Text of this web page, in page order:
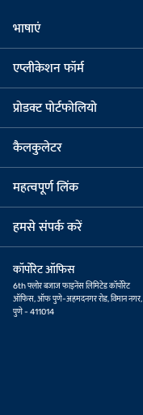
भाषाएं
एप्लीकेशन फॉर्म
प्रोडक्ट पोर्टफोलियो
कैलकुलेटर
महत्वपूर्ण लिंक
हमसे संपर्क करें
कॉर्पोरेट ऑफिस
6th फ्लोर बजाज फाइनेंस लिमिटेड कॉर्पोरेट
ऑफिस, ऑफ पुणे-अहमदनगर रोड, विमान नगर,
पुणे - 411014